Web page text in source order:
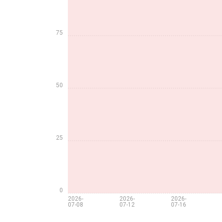
2026-
07-08
2026-
07-12
2026-
07-16
0
25
50
75